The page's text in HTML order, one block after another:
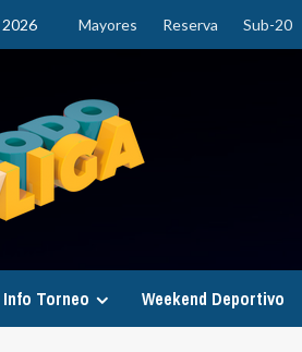
Mayores Reserva Sub-20
Info Torneo Weekend Deportivo